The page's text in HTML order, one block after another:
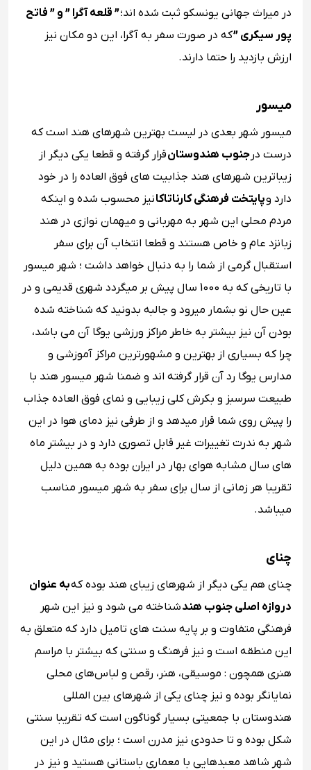
در میراث جهانی یونسکو ثبت شده ‌اند؛” قلعه آگرا ” و ” فاتح‌
پور سیکری ”که در صورت سفر به آگرا، این دو مکان نیز
ارزش بازدید را حتما دارند.
میسور
میسور شهر بعدی در لیست بهترین شهرهای هند است که
درست در جنوب هندوستانقرار گرفته و قطعا یکی دیگر از
زیباترین شهرهای هند جذابیت های فوق العاده را در خود
دارد وپایتخت فرهنگی کارناتاکانیز محسوب شده و اینکه
مردم محلی این شهر به مهربانی و میهمان ‌نوازی در هند
زبانزد عام و خاص هستند و قطعا انتخاب آن برای سفر
استقبال گرمی از شما را به دنبال خواهد داشت ؛ شهر میسور
با تاریخی که به 1000 سال پیش بر میگردد شهری قدیمی و در
عین حال نو بشمار میرود و جالبه بدونید که شناخته ‌شده
بودن آن نیز بیشتر به خاطر مراکز ورزشی یوگا آن می باشد،
چرا که بسیاری از بهترین و مشهورترین مراکز آموزشی و
مدارس یوگا رد آن قرار گرفته اند و ضمنا شهر میسور هند با
طبیعت سرسبز و بکرش کلی زیبایی‌ و نمای فوق العاده جذاب
را پیش روی شما قرار میدهد و از طرفی نیز دمای هوا در این
شهر به ندرت تغییرات غیر قابل تصوری دارد و در بیشتر ماه‌
های سال مشابه هوای بهار در ایران بوده به همین دلیل
تقریبا هر زمانی از سال برای سفر به شهر میسور مناسب
میباشد.
چنای
چنای هم یکی دیگر از شهرهای زیبای هند بوده کهبه عنوان
دروازه اصلی جنوب هندشناخته می شود و نیز این شهر
فرهنگی متفاوت و بر پایه سنت‌ های تامیل دارد که متعلق به
این منطقه است و نیز فرهنگ و سنتی که بیشتر با مراسم
هنری همچون : موسیقی، هنر، رقص و لباس‌های محلی
نمایانگر بوده و نیز چنای یکی از شهرهای بین ‌المللی
هندوستان با جمعیتی بسیار گوناگون است که تقریبا سنتی
شکل بوده و تا حدودی نیز مدرن است ؛ برای مثال در این
شهر شاهد معبدهایی با معماری باستانی هستید و نیز در